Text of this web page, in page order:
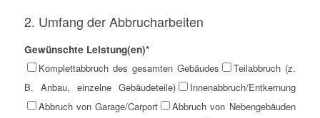
2. Umfang der Abbrucharbeiten
Gewünschte Leistung(en)*
Komplettabbruch des gesamten Gebäudes
Teilabbruch (z.
B. Anbau, einzelne Gebäudeteile)
Innenabbruch/Entkernung
Abbruch von Garage/Carport
Abbruch von Nebengebäuden